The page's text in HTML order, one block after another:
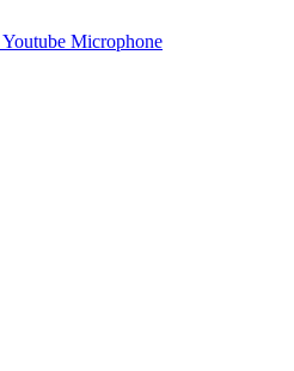
Youtube Microphone